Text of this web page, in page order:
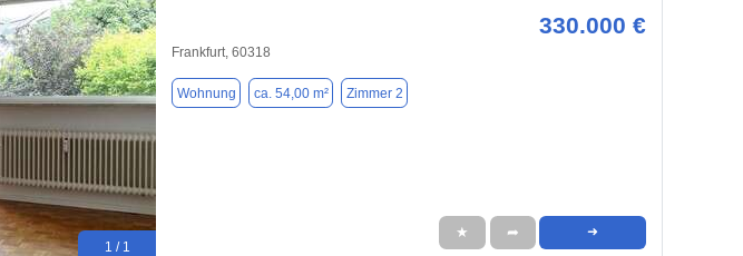
1 / 1
330.000 €
Frankfurt, 60318
Wohnung ca. 54,00 m² Zimmer 2
★ ➦ ➜